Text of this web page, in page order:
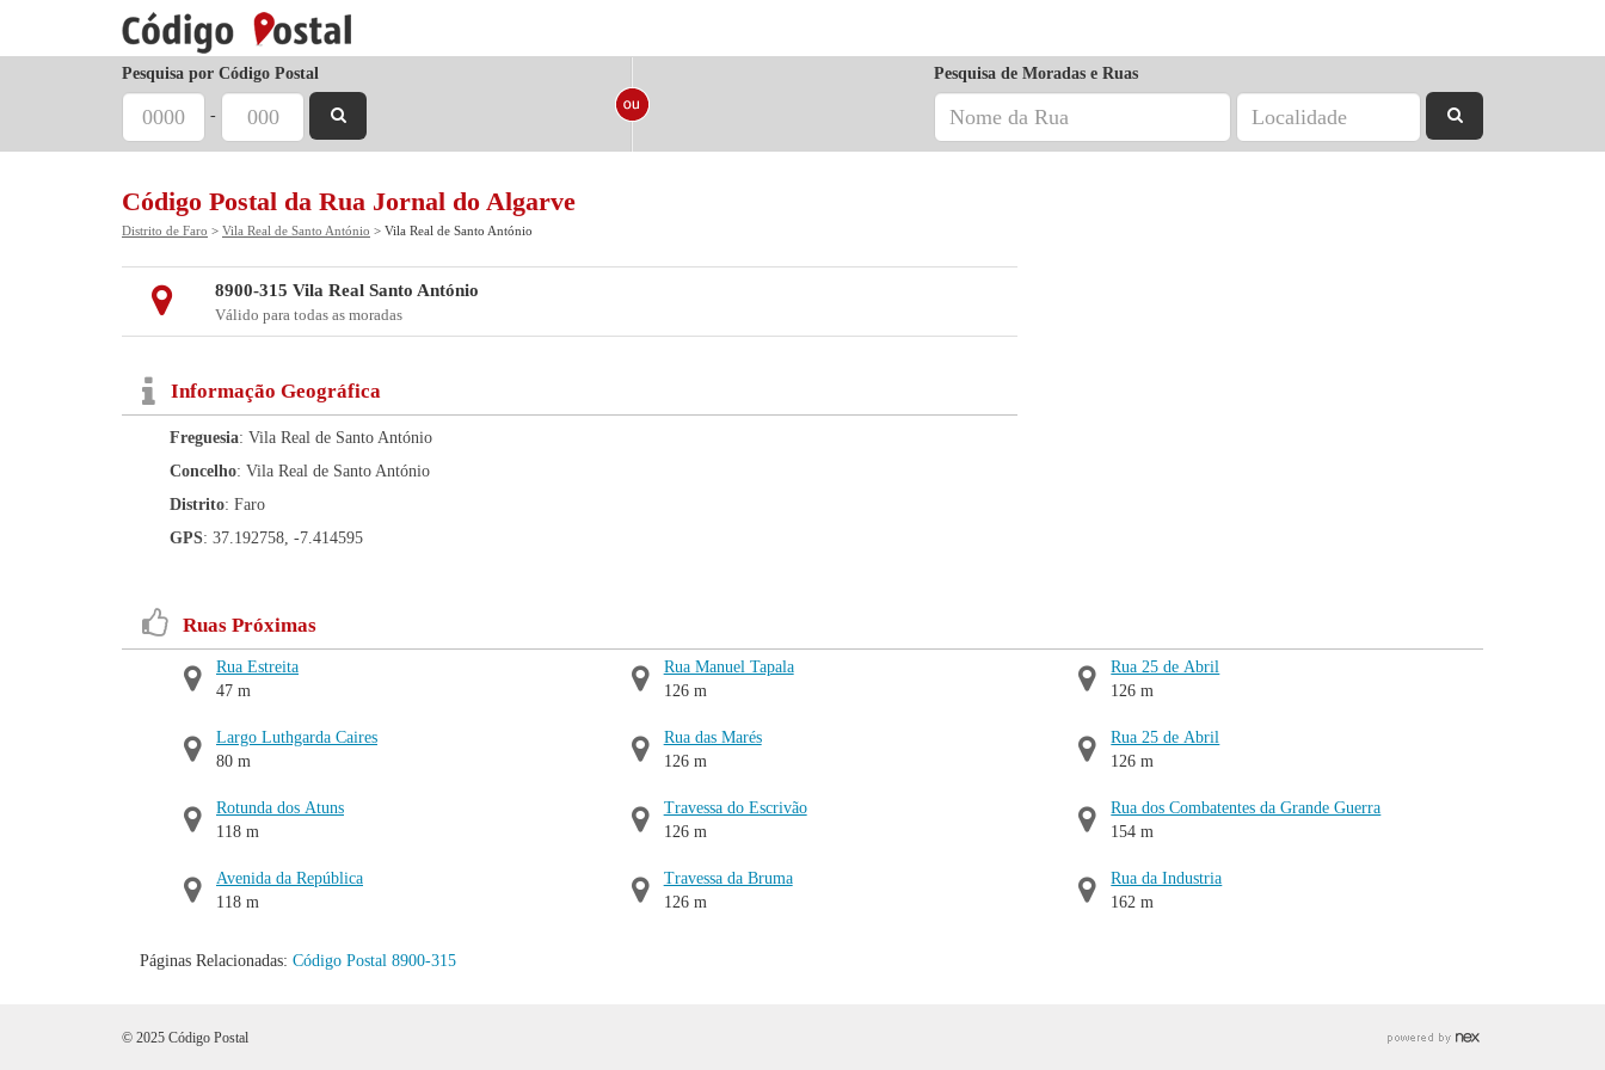
Pesquisa por Código Postal
-
Pesquisa de Moradas e Ruas
Código Postal da Rua Jornal do Algarve
Distrito de Faro > Vila Real de Santo António > Vila Real de Santo António
8900-315 Vila Real Santo António
Válido para todas as moradas
Informação Geográfica
Freguesia: Vila Real de Santo António
Concelho: Vila Real de Santo António
Distrito: Faro
GPS: 37.192758, -7.414595
Ruas Próximas
Rua Estreita
47 m
Largo Luthgarda Caires
80 m
Rotunda dos Atuns
118 m
Avenida da República
118 m
Rua Manuel Tapala
126 m
Rua das Marés
126 m
Travessa do Escrivão
126 m
Travessa da Bruma
126 m
Rua 25 de Abril
126 m
Rua 25 de Abril
126 m
Rua dos Combatentes da Grande Guerra
154 m
Rua da Industria
162 m
Páginas Relacionadas: Código Postal 8900-315
© 2025 Código Postal